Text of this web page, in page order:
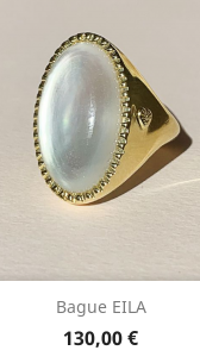
Bague EILA
Prix
130,00 €
Aperçu rapide